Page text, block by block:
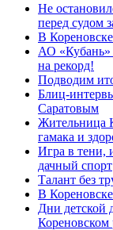
Не
перед судом
В
АО «Кубань»
на рекорд!
Подводим
Блиц-
Саратовым
Жительница
гамака и
Игра в тени,
дачный спорт
Талант без
В
Дни детской
Кореновском